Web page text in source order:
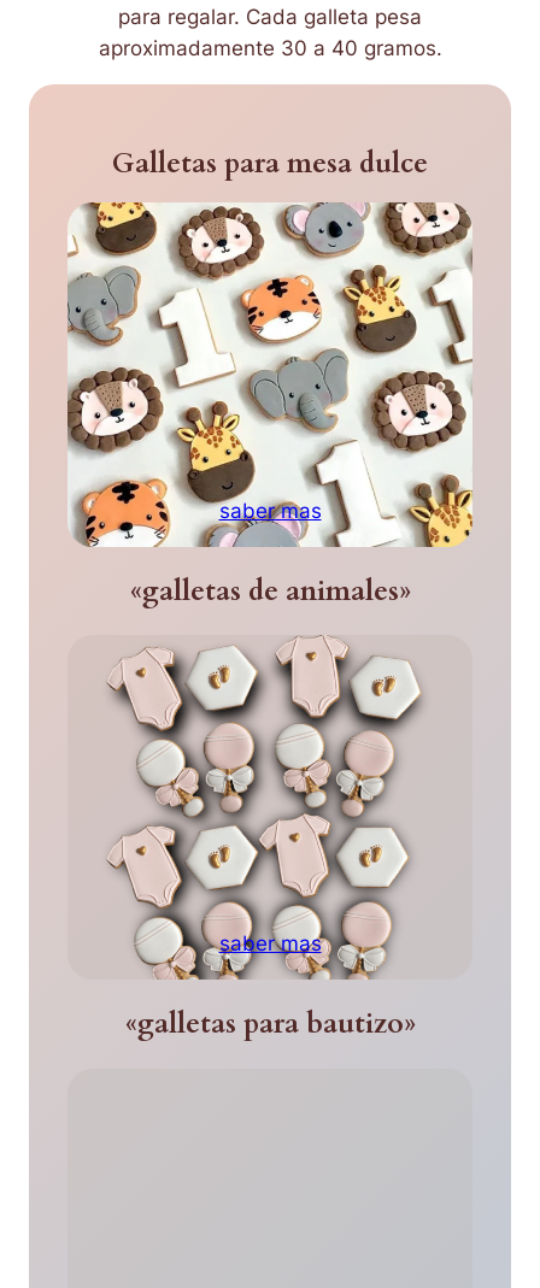
para regalar. Cada galleta pesa
aproximadamente 30 a 40 gramos.
Galletas para mesa dulce
saber mas
«galletas de animales»
saber mas
«galletas para bautizo»